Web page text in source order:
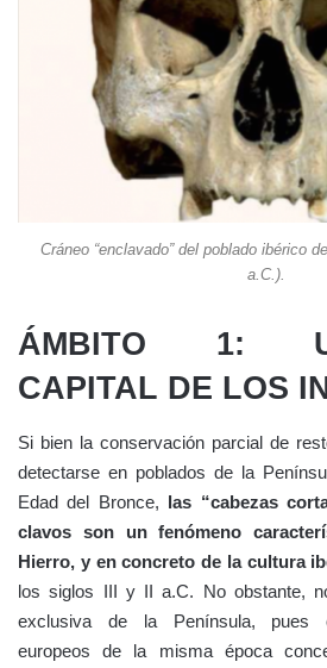
Cráneo “enclavado” del poblado ibérico
a.C.).
ÁMBITO 1:
CAPITAL DE LOS
Si bien la conservación parcial de
detectarse en poblados de la
Edad del Bronce, las “cabezas
clavos son un fenómeno
Hierro, y en concreto de la cultura
los siglos III y II a.C. No obstante,
exclusiva de la Península, pues
europeos de la misma época